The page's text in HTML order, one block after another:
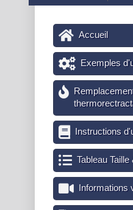
Accueil
Exemples
Instructions
Tableau
Informations